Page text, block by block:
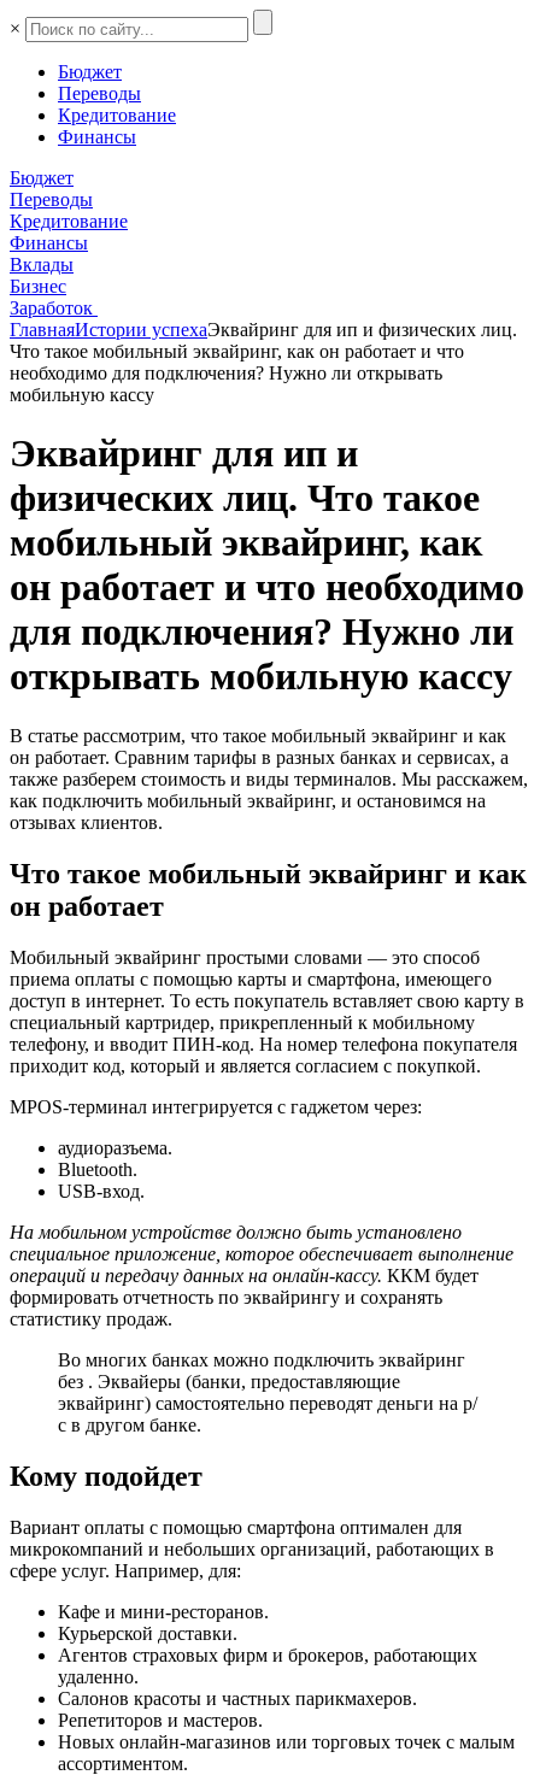
×
Бюджет
Переводы
Кредитование
Финансы
Бюджет
Переводы
Кредитование
Финансы
Вклады
Бизнес
Заработок
ГлавнаяИстории успехаЭквайринг для ип и физических лиц.
Что такое мобильный эквайринг, как он работает и что
необходимо для подключения? Нужно ли открывать
мобильную кассу
Эквайринг для ип и
физических лиц. Что такое
мобильный эквайринг, как
он работает и что необходимо
для подключения? Нужно ли
открывать мобильную кассу
В статье рассмотрим, что такое мобильный эквайринг и как
он работает. Сравним тарифы в разных банках и сервисах, а
также разберем стоимость и виды терминалов. Мы расскажем,
как подключить мобильный эквайринг, и остановимся на
отзывах клиентов.
Что такое мобильный эквайринг и как
он работает
Мобильный эквайринг простыми словами — это способ
приема оплаты с помощью карты и смартфона, имеющего
доступ в интернет. То есть покупатель вставляет свою карту в
специальный картридер, прикрепленный к мобильному
телефону, и вводит ПИН-код. На номер телефона покупателя
приходит код, который и является согласием с покупкой.
MPOS-терминал интегрируется с гаджетом через:
аудиоразъема.
Bluetooth.
USB-вход.
На мобильном устройстве должно быть установлено
специальное приложение, которое обеспечивает выполнение
операций и передачу данных на онлайн-кассу. ККМ будет
формировать отчетность по эквайрингу и сохранять
статистику продаж.
Во многих банках можно подключить эквайринг
без . Эквайеры (банки, предоставляющие
эквайринг) самостоятельно переводят деньги на р/
с в другом банке.
Кому подойдет
Вариант оплаты с помощью смартфона оптимален для
микрокомпаний и небольших организаций, работающих в
сфере услуг. Например, для:
Кафе и мини-ресторанов.
Курьерской доставки.
Агентов страховых фирм и брокеров, работающих
удаленно.
Салонов красоты и частных парикмахеров.
Репетиторов и мастеров.
Новых онлайн-магазинов или торговых точек с малым
ассортиментом.